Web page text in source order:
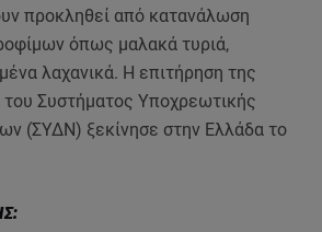
προκληθεί από κατανάλωση
όπως μαλακά τυριά,
λαχανικά. Η επιτήρηση της
Συστήματος Υποχρεωτικής
(ΣΥΔΝ) ξεκίνησε στην Ελλάδα το